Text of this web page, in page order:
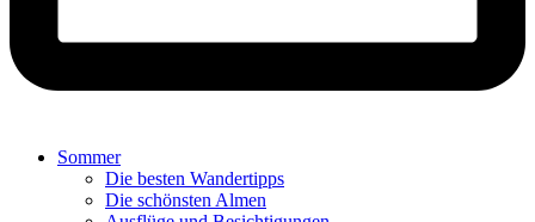
Sommer
Die besten Wandertipps
Die schönsten Almen